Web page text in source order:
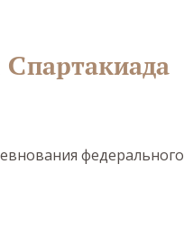
Спартакиада
федерального